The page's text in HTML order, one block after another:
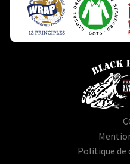
Politique